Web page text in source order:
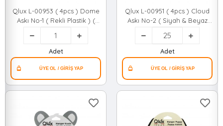
Qlux L-00953 ( 4pcs ) Dome
Askı No-1 ( Rekli Plastik ) (
Yapışkanlı Montaj )*80
Adet
Qlux L-00951 ( 4pcs ) Cloud
Askı No-2 ( Siyah & Beyaz
Plastik ) ( Yapışkanlı Montaj
)*25x2
Adet